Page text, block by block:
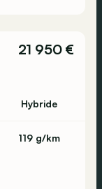
21 950 €
Hybride
119 g/km